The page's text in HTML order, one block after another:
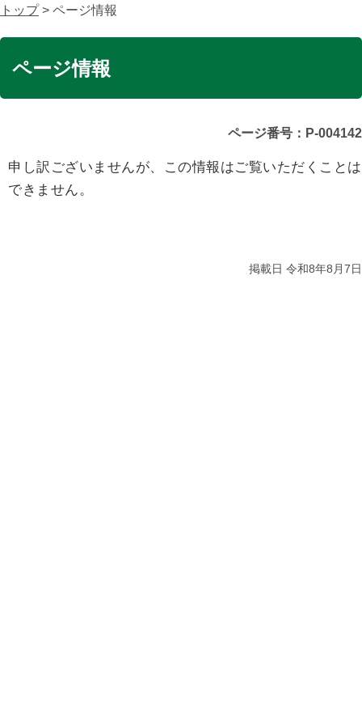
トップ> ページ情報
ページ情報
ページ番号：P-004142
申し訳ございませんが、この情報はご覧いただくことは
できません。
掲載日 令和8年8月7日